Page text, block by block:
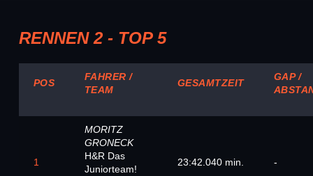
RENNEN 2 - TOP 5
POS
FAHRER /
TEAM
GESAMTZEIT
GAP /
1
MORITZ
GRONECK
H&R Das
Juniorteam!
23:42.040 min. -